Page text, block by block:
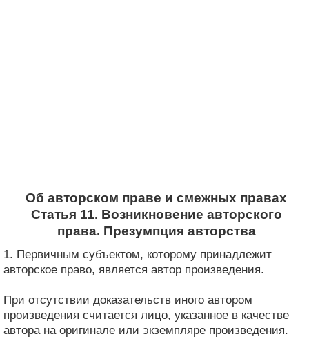
Об авторском праве и смежных правах
Статья 11. Возникновение авторского
права. Презумпция авторства
1. Первичным субъектом, которому принадлежит
авторское право, является автор произведения.
При отсутствии доказательств иного автором
произведения считается лицо, указанное в качестве
автора на оригинале или экземпляре произведения.